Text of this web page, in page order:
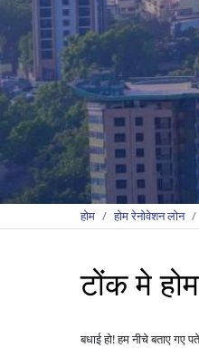
होम होम रेनोवेशन लोन
टोंक मे
बधाई हो! हम नीचे बताए